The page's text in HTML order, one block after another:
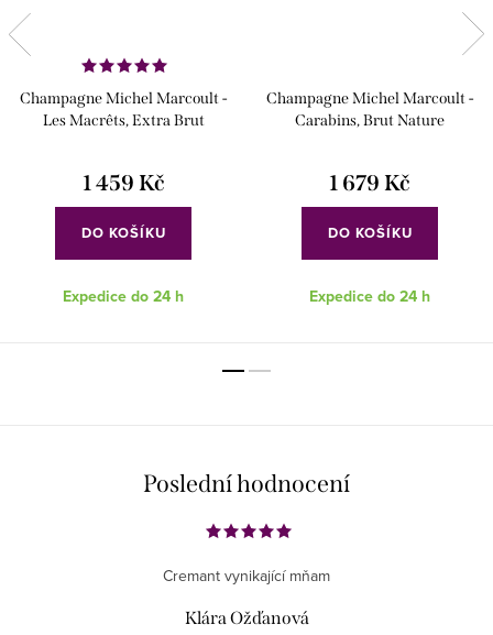
Champagne Michel Marcoult -
Les Macrêts, Extra Brut
1 459 Kč
DO KOŠÍKU
Expedice do 24 h
Champagne Michel Marcoult -
Carabins, Brut Nature
1 679 Kč
DO KOŠÍKU
Expedice do 24 h
Poslední hodnocení
Cremant vynikající mňam
Klára Ožďanová